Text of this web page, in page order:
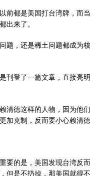
前都是美国打台湾牌，而
出来了。
题，还是稀土问题都成为
刊登了一篇文章，直接亮
清德这样的人物，因为他
克制，反而要小心赖清德
要的是，美国发现台湾反
但是不扔掉，那美国就得